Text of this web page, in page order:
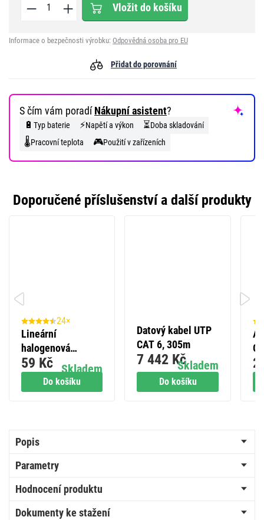
Vložit do košíku
Informace o bezpečnosti výrobku: Odpovědná osoba pro EU
Přidat do porovnání
S čím vám poradíNákupní asistent?
🔋 Typ baterie ⚡Napětí a výkon ⏳Doba skladování
🌡️Pracovní teplota 🎮Použití v zařízeních
Doporučené příslušenství a další produkty
Do košíku
24×
Lineární
halogenová
žárovka J78 80W
R7s teplá bílá
Skladem
59 Kč
Do košíku
Datový kabel UTP
CAT 6, 305m
Skladem
7 442 Kč
Popis
Parametry
Hodnocení produktu
Dokumenty ke stažení